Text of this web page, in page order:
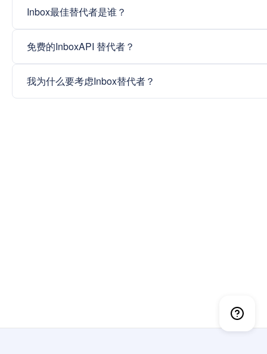
Inbox最佳替代者是谁？
免费的InboxAPI 替代者？
我为什么要考虑Inbox替代者？